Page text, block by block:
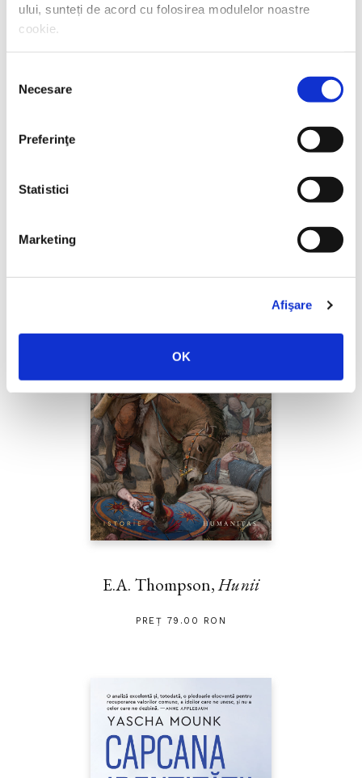
ului, sunteți de acord cu folosirea modulelor noastre
cookie.
consimțământului
Necesare
Preferinţe
Statistici
Marketing
Afişare
OK
E.A. Thompson,Hunii
PREȚ 79.00 RON